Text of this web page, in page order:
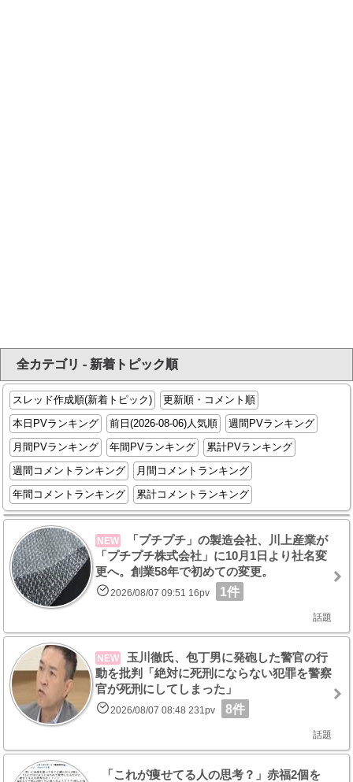
全カテゴリ - 新着トピック順
スレッド作成順(新着トピック)
更新順・コメント順
本日PVランキング
前日(2026-08-06)人気順
週間PVランキング
月間PVランキング
年間PVランキング
累計PVランキング
週間コメントランキング
月間コメントランキング
年間コメントランキング
累計コメントランキング
NEW
「プチプチ」の製造会社、川上産業が
「プチプチ株式会社」に10月1日より社名変
更へ。創業58年で初めての変更。
2026/08/07 09:51 16pv 1件
話題
NEW
玉川徹氏、包丁男に発砲した警官の行
動を批判「絶対に死刑にならない犯罪を警察
官が死刑にしてしまった」
2026/08/07 08:48 231pv 8件
話題
「これが痩せてる人の思考？」赤福2個を